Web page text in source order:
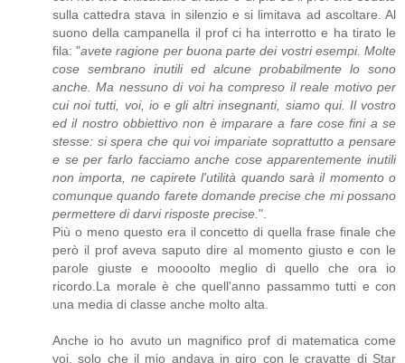
sulla cattedra stava in silenzio e si limitava ad ascoltare. Al
suono della campanella il prof ci ha interrotto e ha tirato le
fila: "avete ragione per buona parte dei vostri esempi. Molte
cose sembrano inutili ed alcune probabilmente lo sono
anche. Ma nessuno di voi ha compreso il reale motivo per
cui noi tutti, voi, io e gli altri insegnanti, siamo qui. Il vostro
ed il nostro obbiettivo non è imparare a fare cose fini a se
stesse: si spera che qui voi impariate soprattutto a pensare
e se per farlo facciamo anche cose apparentemente inutili
non importa, ne capirete l'utilità quando sarà il momento o
comunque quando farete domande precise che mi possano
permettere di darvi risposte precise. ".
Più o meno questo era il concetto di quella frase finale che
però il prof aveva saputo dire al momento giusto e con le
parole giuste e moooolto meglio di quello che ora io
ricordo.La morale è che quell'anno passammo tutti e con
una media di classe anche molto alta.
Anche io ho avuto un magnifico prof di matematica come
voi, solo che il mio andava in giro con le cravatte di Star